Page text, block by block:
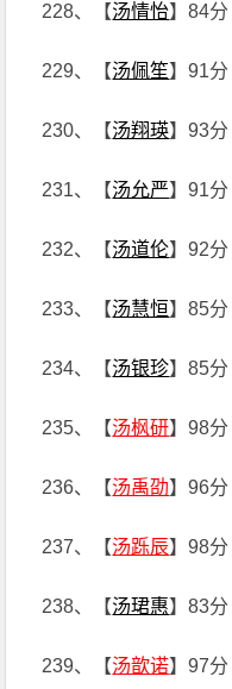
228、【汤情怡】84分
229、【汤佩笙】91分
230、【汤翔瑛】93分
231、【汤允严】91分
232、【汤道伦】92分
233、【汤慧恒】85分
234、【汤银珍】85分
235、【汤枫研】98分
236、【汤禹劭】96分
237、【汤跞辰】98分
238、【汤珺惠】83分
239、【汤歆诺】97分